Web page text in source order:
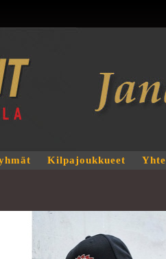
Kilpajoukkueet